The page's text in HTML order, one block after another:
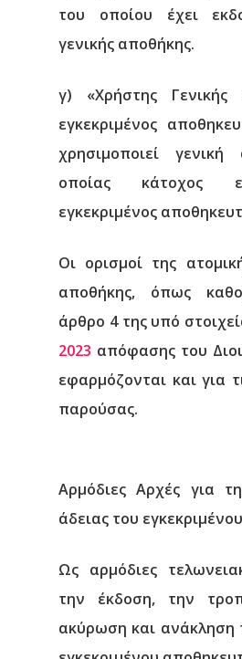
του οποίου έχει
γενικής αποθήκης.
γ) «Χρήστης Γενικής
εγκεκριμένος
χρησιμοποιεί
οποίας κάτοχος
εγκεκριμένος
Οι ορισμοί της
αποθήκης, όπως
άρθρο 4 της υπό
2023 απόφασης του
εφαρμόζονται και για
παρούσας.
Αρμόδιες Αρχές για
άδειας του
Ως αρμόδιες
την έκδοση, την
ακύρωση και ανάκληση